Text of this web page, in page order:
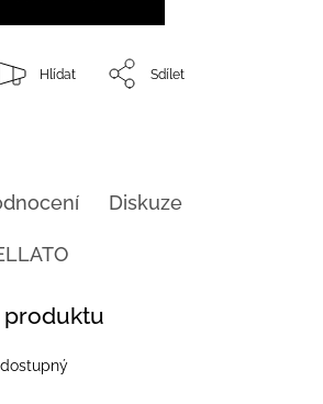
Hlídat Sdílet
Diskuze
produktu